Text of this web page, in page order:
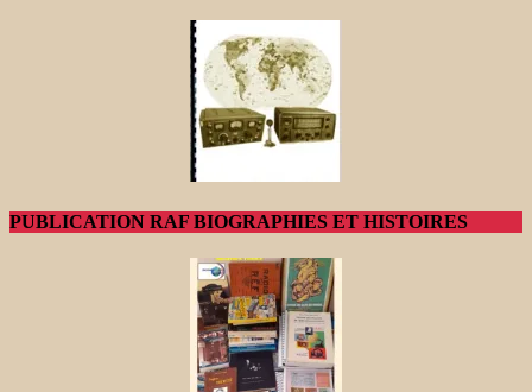
PUBLICATION RAF BIOGRAPHIES ET HISTOIRES